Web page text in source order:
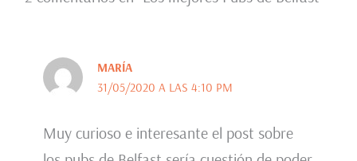
MARÍA
31/05/2020 A LAS 4:10 PM
Muy curioso e interesante el post sobre